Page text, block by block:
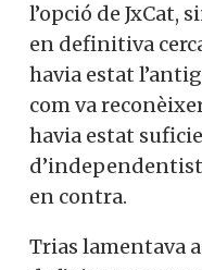
l’opció de JxCat,
en definitiva
havia estat
com va
havia estat
en contra.
Trias lamentava